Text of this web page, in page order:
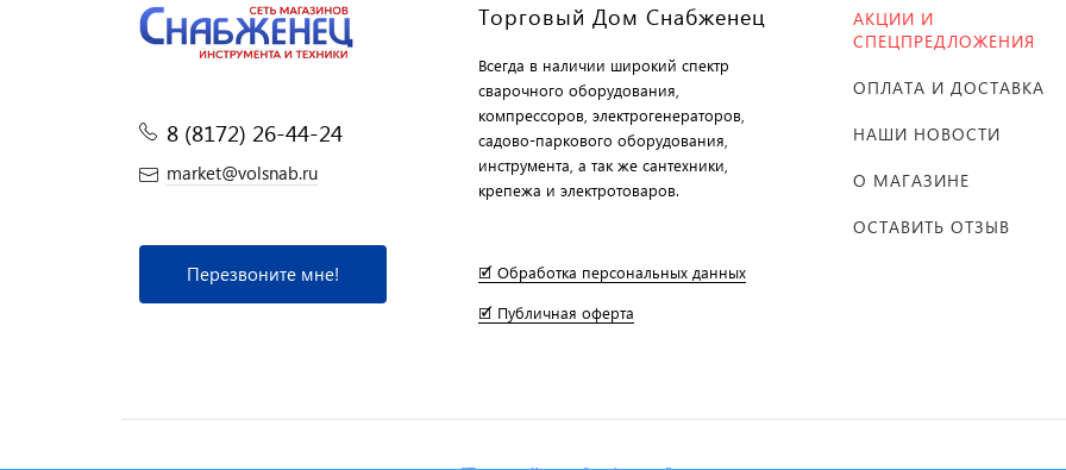
8 (8172) 26-44-24
market@volsnab.ru
Перезвоните мне!
Торговый Дом Снабженец
Всегда в наличии широкий спектр
сварочного оборудования,
компрессоров, электрогенераторов,
садово-паркового оборудования,
инструмента, а так же сантехники,
крепежа и электротоваров.
🗹 Обработка персональных данных
🗹 Публичная оферта
АКЦИИ И
СПЕЦПРЕДЛОЖЕНИЯ
ОПЛАТА И ДОСТАВКА
НАШИ НОВОСТИ
О МАГАЗИНЕ
ОСТАВИТЬ ОТЗЫВ